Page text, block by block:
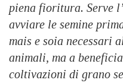
piena fioritura. Serve
avviare le semine
mais e soia necessari
animali, ma a
coltivazioni di grano